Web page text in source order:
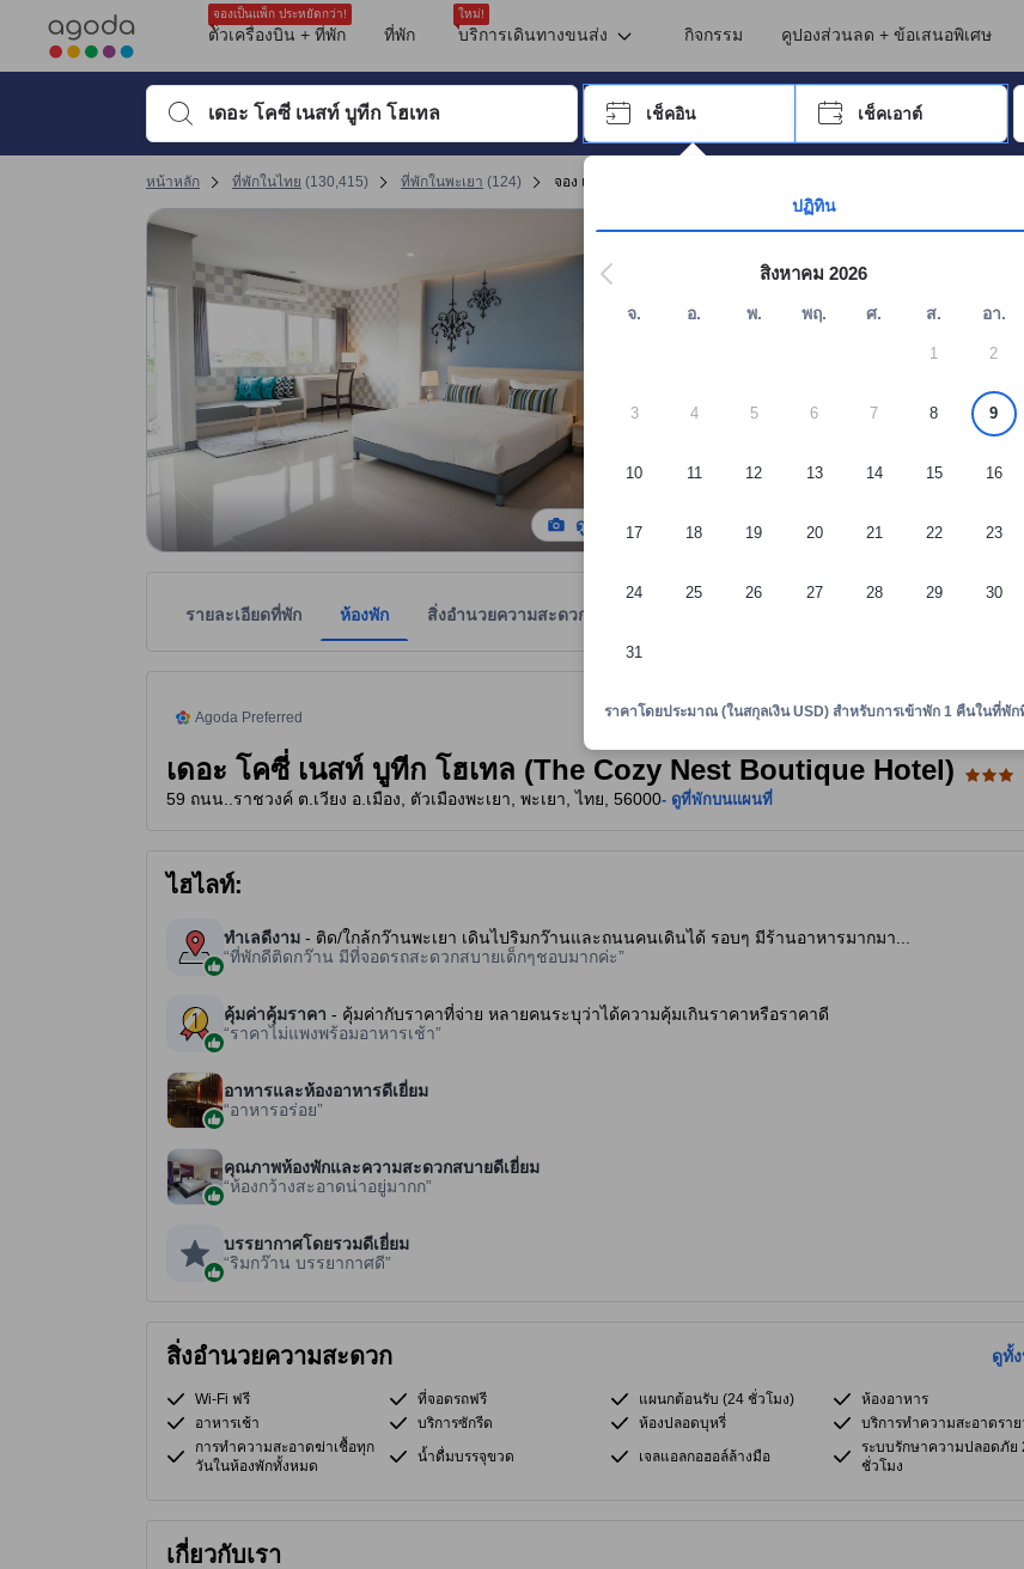
จองเป็นแพ็ก ประหยัดกว่า!
ตั๋วเครื่องบิน + ที่พัก ที่พัก
ใหม่!
บริการเดินทางขนส่ง กิจกรรม คูปองส่วนลด + ข้อเสนอพิเศษ
พิมพ์ชื่อที่พักหรือคำที่ต้องการค้นหา จากนั้นใช้ปุ่มลูกศรหรือปุ่ม Tab เพื่อเลื่อนหาคำที่ต้องการ แล้วกดปุ่ม Enter เพื่อเลือก
เช็คอิน เช็คเอาต์
กด Enter เพื่อเลือกวันที่ ใช้ปุ่มลูกศรเพื่อเลือกวันเช็คอินและเช็คเ
ปฏิทิน
สิงหาคม 2026
จ. อ. พ. พฤ. ศ. ส. อา.
1 2
3 4 5 6 7 8 9
10 11 12 13 14 15 16
17 18 19 20 21 22 23
24 25 26 27 28 29 30
31
ราคาโดยประมาณ (ในสกุลเงิน USD) สำหรับการเข้าพัก 1 คืนในที่พั
หน้าหลัก ที่พักในไทย (130,415) ที่พักในพะเยา (124) จอง เดอะ โคซี่ เนสท์ บูทีก โฮเทล
ดูรูปทั้งหมด
รายละเอียดที่พัก ห้องพัก สิ่งอำนวยความสะดวก
Agoda Preferred
เดอะ โคซี่ เนสท์ บูทีก โฮเทล (The Cozy Nest Boutique Hotel)
59 ถนน..ราชวงค์ ต.เวียง อ.เมือง, ตัวเมืองพะเยา, พะเยา, ไทย, 56000- ดูที่พักบนแผนที่
ไฮไลท์:
ทำเลดีงาม - ติด/ใกล้กว๊านพะเยา เดินไปริมกว๊านและถนนคนเดินได้ รอบๆ มีร้านอาหารมากมา...
ที่พักดีติดกว๊าน มีที่จอดรถสะดวกสบายเด็กๆชอบมากค่ะ
คุ้มค่าคุ้มราคา - คุ้มค่ากับราคาที่จ่าย หลายคนระบุว่าได้ความคุ้มเกินราคาหรือราคาดี
ราคาไม่แพงพร้อมอาหารเช้า
อาหารและห้องอาหารดีเยี่ยม
อาหารอร่อย​
คุณภาพห้องพักและความสะดวกสบายดีเยี่ยม
ห้องกว้างสะอาดน่าอยู่มากก
บรรยากาศโดยรวมดีเยี่ยม
ริมกว๊าน บรรยากาศดี
สิ่งอำนวยความสะดวก ดูทั้
Wi-Fi ฟรี ที่จอดรถฟรี แผนกต้อนรับ (24 ชั่วโมง)
ห้องอาหาร
อาหารเช้า
บริการซักรีด ห้องปลอดบุหรี่
บริการทำความสะอาดรา
การทำความสะอาดฆ่าเชื้อทุก
วันในห้องพักทั้งหมด
น้ำดื่มบรรจุขวด เจลแอลกอฮอล์ล้างมือ
ระบบรักษาความปลอดภัย
ชั่วโมง
เกี่ยวกับเรา
รีวิวทั้งหมดของอโกด้ามาจากผู้เข้าพักจริง ซึ่งเขียนหลังจากการเดินทางไปเข้าพัก ดังนั้น คะแนนรีวิวและความคิดเห็นที่แสดงบนอโกด้า จึงมาจา
คะแนนรีวิวที่ได้รับล่าสุด
คะแนนรีวิว 10 ครั้งล่าสุดของที่พัก
9.6 10 9.6 8.8 8.0 8.8 6.0
คะแนนรีวิวล่าสุด
ทำเลที่ตั้ง 9.1 เต็ม 10 คะแนน ถือว่าได้คะแนนสูงในพะเยา
การให้บริการของพนักงาน 8.6 เต็ม 10 คะแนน ถือว่าได้คะแนนสูงในพะเยา
ความสะอาด 8.4 เต็ม 10 คะแนน ถือว่าได้คะแนนสูงในพะเยา
คุ้มค่ากับเงินที่จ่าย 8.4 เต็ม 10 คะแนน ถือว่าได้คะแนนสูงในพะเยา
ความสะดวกสบายและคุณภาพของห้องพัก 8.2 เต็ม 10 คะแนน ถือว่าได้คะแนนสูงในพะเยา
สิ่งอำนวยความสะดวก 8 เต็ม 10 คะแนน ถือว่าได้คะแนนสูงในพะเยา
Mentioned in 35 reviews
Mentioned in 23 reviews
Mentioned in 22 reviews
Mentioned in 21 reviews
Mentioned in 15 reviews
ความสะดวกสบายของห้องพัก
Mentioned in 13 reviews
Mentioned in 9 reviews
Mentioned in 8 reviews
Mentioned in 6 reviews